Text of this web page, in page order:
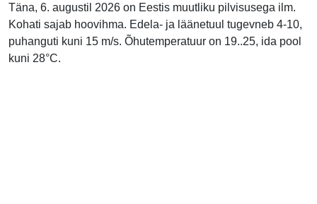
Täna, 6. augustil 2026 on Eestis muutliku pilvisusega ilm.
Kohati sajab hoovihma. Edela- ja läänetuul tugevneb 4-10,
puhanguti kuni 15 m/s. Õhutemperatuur on 19..25, ida pool
kuni 28°C.